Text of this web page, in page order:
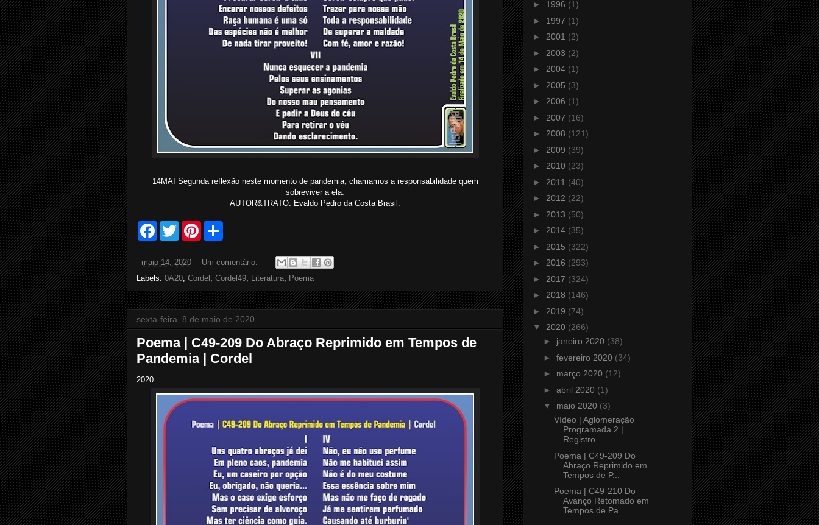
14MAI Segunda reflexão neste momento de pandemia, chamamos a responsabilidade quem
sobreviver a ela.
AUTOR&TRATO: Evaldo Pedro da Costa Brasil.
F
b
o
k
T
w
t
e
P
e
r
s
t
e
- maio 14, 2020
Um comentário:
Labels: 0A20, Cordel , Cordel49, Literatura, Poema
sexta-feira, 8 de maio de 2020
Poema | C49-209 Do Abraço Reprimido em Tempos de
Pandemia | Cordel
2020........................................
► 1996 (1)
► 1997 (1)
► 2001 (2)
► 2003 (2)
► 2004 (1)
► 2005 (3)
► 2006 (1)
► 2007 (16)
► 2008 (121)
► 2009 (39)
► 2010 (23)
► 2011 (40)
► 2012 (22)
► 2013 (50)
► 2014 (35)
► 2015 (322)
► 2016 (293)
► 2017 (324)
► 2018 (146)
► 2019 (74)
▼ 2020 (266)
► janeiro 2020 (38)
► fevereiro 2020 (34)
► março 2020 (12)
► abril 2020 (1)
▼ maio 2020 (3)
Vídeo | Aglomeração
Programada 2 |
Registro
Poema | C49-209 Do
Abraço Reprimido em
Tempos de P...
Poema | C49-210 Do
Avanço Retomado em
Tempos de Pa...